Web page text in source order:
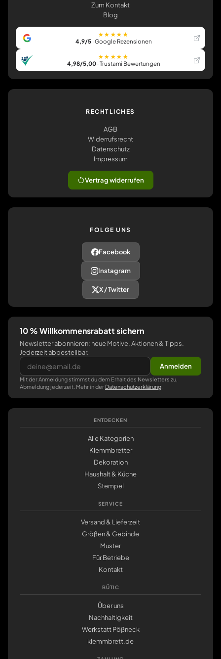
Zum Kontakt
Blog
★★★★★
4,9/5· Google Rezensionen
★★★★★
4,98/5,00· Trustami Bewertungen
RECHTLICHES
AGB
Widerrufsrecht
Datenschutz
Impressum
Vertrag widerrufen
FOLGE UNS
Facebook
Instagram
X / Twitter
10 % Willkommensrabatt sichern
Newsletter abonnieren: neue Motive, Aktionen & Tipps.
Jederzeit abbestellbar.
Anmelden
Mit der Anmeldung stimmst du dem Erhalt des Newsletters zu,
Abmeldung jederzeit. Mehr in der Datenschutzerklärung
ENTDECKEN
Alle Kategorien
Klemmbretter
Dekoration
Haushalt & Küche
Stempel
SERVICE
Versand & Lieferzeit
Größen & Gebinde
Muster
Für Betriebe
Kontakt
BÜTIC
Über uns
Nachhaltigkeit
Werkstatt Pößneck
klemmbrett.de